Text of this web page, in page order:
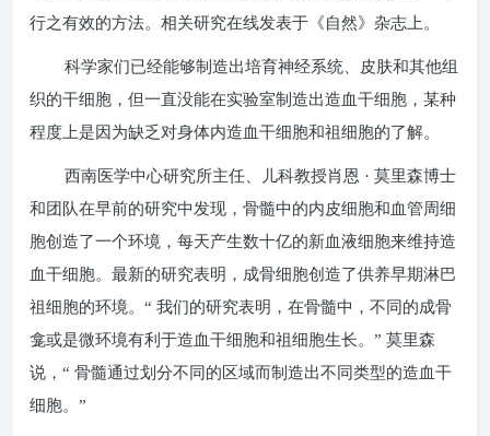
行之有效的方法。相关研究在线发表于《自然》杂志上。
科学家们已经能够制造出培育神经系统、皮肤和其他组
织的干细胞，但一直没能在实验室制造出造血干细胞，某种
程度上是因为缺乏对身体内造血干细胞和祖细胞的了解。
西南医学中心研究所主任、儿科教授肖恩 · 莫里森博士
和团队在早前的研究中发现，骨髓中的内皮细胞和血管周细
胞创造了一个环境，每天产生数十亿的新血液细胞来维持造
血干细胞。最新的研究表明，成骨细胞创造了供养早期淋巴
祖细胞的环境。“ 我们的研究表明，在骨髓中，不同的成骨
龛或是微环境有利于造血干细胞和祖细胞生长。” 莫里森
说，“ 骨髓通过划分不同的区域而制造出不同类型的造血干
细胞。”